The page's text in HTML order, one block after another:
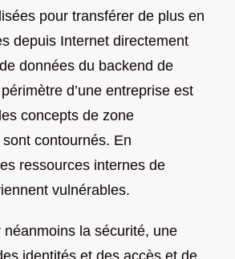
pour transférer de plus en
depuis Internet directement
données du backend de
périmètre d’une entreprise est
concepts de zone
contournés. En
ressources internes de
vulnérables.
la sécurité, une
identités et des accès et de